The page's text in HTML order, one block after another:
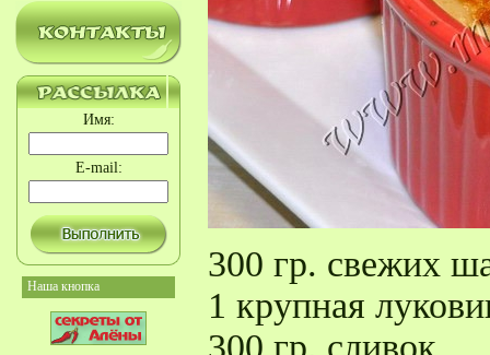
Имя:
E-mail:
Наша кнопка
300 гр. свежих
1 крупная
300 гр. сливок